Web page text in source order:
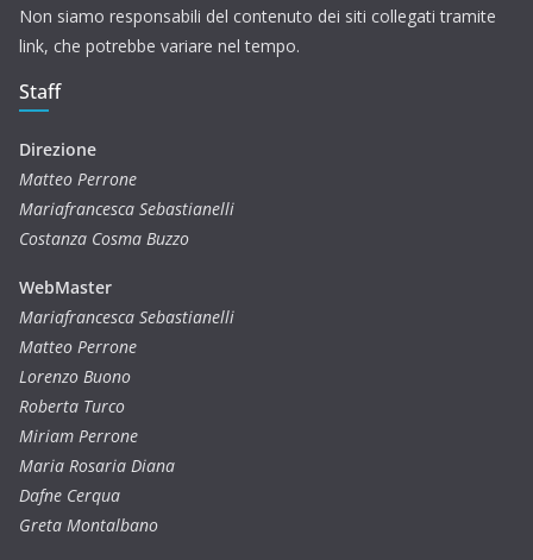
Non siamo responsabili del contenuto dei siti collegati tramite
link, che potrebbe variare nel tempo.
Staff
Direzione
Matteo Perrone
Mariafrancesca Sebastianelli
Costanza Cosma Buzzo
WebMaster
Mariafrancesca Sebastianelli
Matteo Perrone
Lorenzo Buono
Roberta Turco
Miriam Perrone
Maria Rosaria Diana
Dafne Cerqua
Greta Montalbano